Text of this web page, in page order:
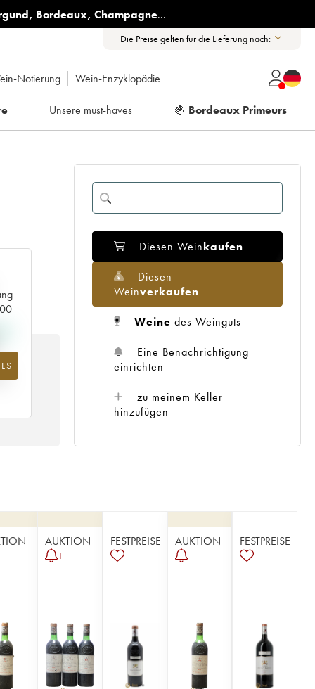
, Bordeaux, Champagne...
Die Preise gelten für die Lieferung nach:
Notierung Wein-Enzyklopädie
Unsere must-haves 🍇 Bordeaux Primeurs
Diesen Weinkaufen
Diesen
Weinverkaufen
Weine des Weinguts
Eine Benachrichtigung
einrichten
zu meinem Keller
hinzufügen
AUKTION
1
FESTPREISE AUKTION FESTPREISE